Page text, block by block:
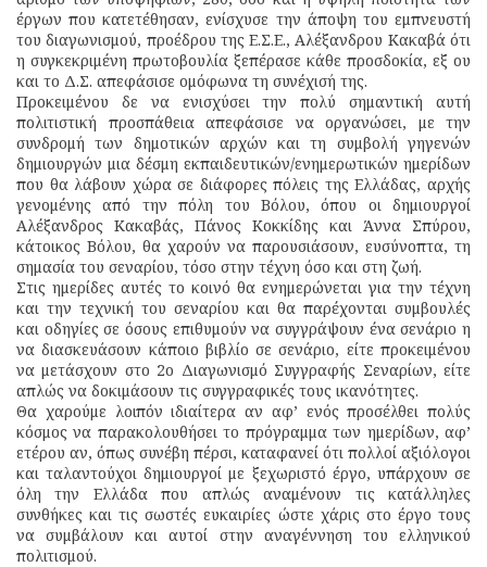
έργων που κατετέθησαν, ενίσχυσε την άποψη του εμπνευστή
του διαγωνισμού, προέδρου της Ε.Σ.Ε., Αλέξανδρου Κακαβά ότι
η συγκεκριμένη πρωτοβουλία ξεπέρασε κάθε προσδοκία, εξ ου
και το Δ.Σ. απεφάσισε ομόφωνα τη συνέχισή της.
Προκειμένου δε να ενισχύσει την πολύ σημαντική αυτή
πολιτιστική προσπάθεια απεφάσισε να οργανώσει, με την
συνδρομή των δημοτικών αρχών και τη συμβολή γηγενών
δημιουργών μια δέσμη εκπαιδευτικών/ενημερωτικών ημερίδων
που θα λάβουν χώρα σε διάφορες πόλεις της Ελλάδας, αρχής
γενομένης από την πόλη του Βόλου, όπου οι δημιουργοί
Αλέξανδρος Κακαβάς, Πάνος Κοκκίδης και Άννα Σπύρου,
κάτοικος Βόλου, θα χαρούν να παρουσιάσουν, ευσύνοπτα, τη
σημασία του σεναρίου, τόσο στην τέχνη όσο και στη ζωή.
Στις ημερίδες αυτές το κοινό θα ενημερώνεται για την τέχνη
και την τεχνική του σεναρίου και θα παρέχονται συμβουλές
και οδηγίες σε όσους επιθυμούν να συγγράψουν ένα σενάριο η
να διασκευάσουν κάποιο βιβλίο σε σενάριο, είτε προκειμένου
να μετάσχουν στο 2ο Διαγωνισμό Συγγραφής Σεναρίων, είτε
απλώς να δοκιμάσουν τις συγγραφικές τους ικανότητες.
Θα χαρούμε λοιπόν ιδιαίτερα αν αφ’ ενός προσέλθει πολύς
κόσμος να παρακολουθήσει το πρόγραμμα των ημερίδων, αφ’
ετέρου αν, όπως συνέβη πέρσι, καταφανεί ότι πολλοί αξιόλογοι
και ταλαντούχοι δημιουργοί με ξεχωριστό έργο, υπάρχουν σε
όλη την Ελλάδα που απλώς αναμένουν τις κατάλληλες
συνθήκες και τις σωστές ευκαιρίες ώστε χάρις στο έργο τους
να συμβάλουν και αυτοί στην αναγέννηση του ελληνικού
πολιτισμού.